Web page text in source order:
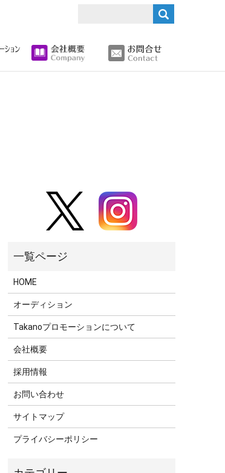
HOME
オーディション
Takanoプロモーションについて
会社概要
採用情報
お問い合わせ
サイトマップ
プライバシーポリシー